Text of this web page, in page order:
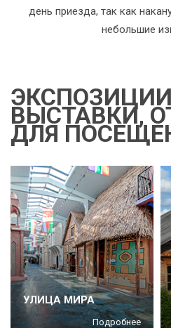
день приезда, так как
небольшие
ВЫСТАВКИ,
ДЛЯ
УЛИЦА МИРА
Подробнее